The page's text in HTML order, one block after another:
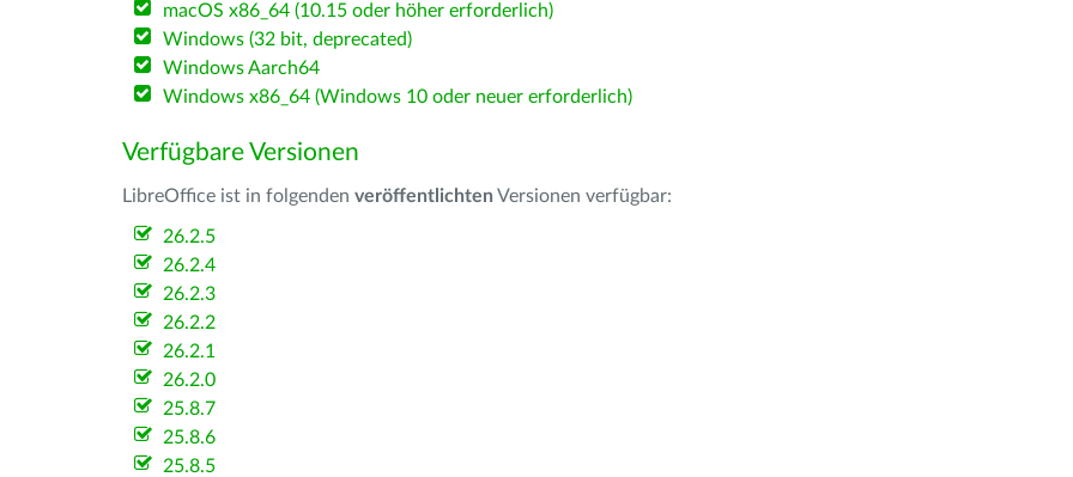
macOS x86_64 (10.15 oder höher erforderlich)
Windows (32 bit, deprecated)
Windows Aarch64
Windows x86_64 (Windows 10 oder neuer erforderlich)
Verfügbare Versionen
LibreOffice ist in folgenden veröffentlichten Versionen verfügbar:
26.2.5
26.2.4
26.2.3
26.2.2
26.2.1
26.2.0
25.8.7
25.8.6
25.8.5